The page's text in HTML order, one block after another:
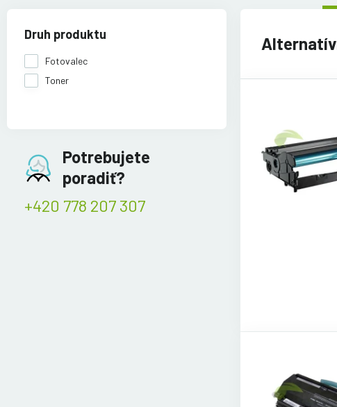
Druh produktu
Fotovalec
Toner
Potrebujete
poradiť?
+420 778 207 307